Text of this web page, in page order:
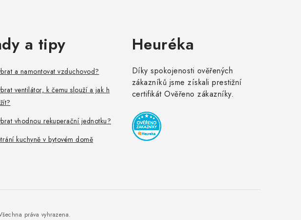
a tipy
a namontovat vzduchovod?
ventilátor, k čemu slouží a jak h
vhodnou rekuperační jednotku?
kuchyně v bytovém domě
Heuréka
Díky spokojenosti ověřených
zákazníků jsme získali prestižní
certifikát Ověřeno zákazníky.
práva vyhrazena.